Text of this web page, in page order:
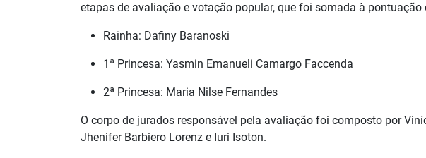
etapas de avaliação e votação popular, que foi somada à
Rainha: Dafiny Baranoski
1ª Princesa: Yasmin Emanueli Camargo Faccenda
2ª Princesa: Maria Nilse Fernandes
O corpo de jurados responsável pela avaliação foi composto por
Jhenifer Barbiero Lorenz e Iuri Isoton.